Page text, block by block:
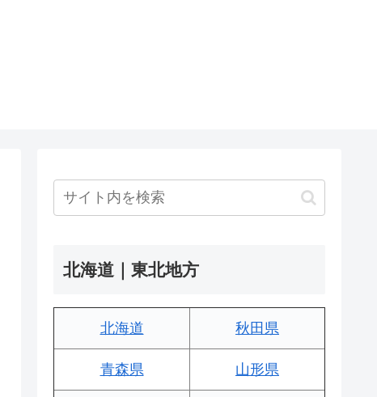
北海道｜東北地方
北海道 秋田県
青森県 山形県